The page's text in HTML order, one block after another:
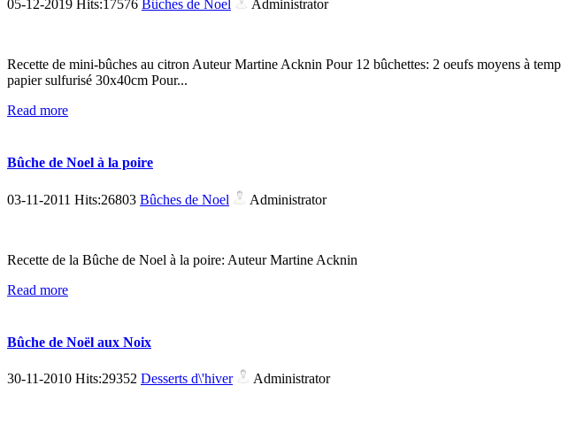
05-12-2019 Hits:17576 Bûches de Noel Administrator
Recette de mini-bûches au citron Auteur Martine Acknin Pour 12 bûchettes: 2 oeufs moyens à
papier sulfurisé 30x40cm Pour...
Read more
Bûche de Noel à la poire
03-11-2011 Hits:26803 Bûches de Noel Administrator
Recette de la Bûche de Noel à la poire: Auteur Martine Acknin
Read more
Bûche de Noël aux Noix
30-11-2010 Hits:29352 Desserts d\'hiver Administrator